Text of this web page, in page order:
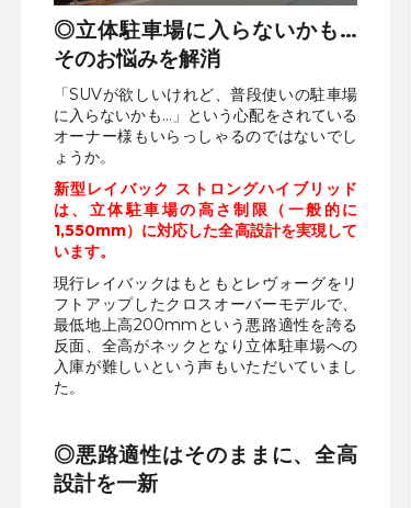
◎立体駐車場に入らないかも…
そのお悩みを解消
「SUVが欲しいけれど、普段使いの駐車場
に入らないかも…」という心配をされている
オーナー様もいらっしゃるのではないでし
ょうか。
新型レイバック ストロングハイブリッド
は、立体駐車場の高さ制限（一般的に
1,550mm）に対応した全高設計を実現して
います。
現行レイバックはもともとレヴォーグをリ
フトアップしたクロスオーバーモデルで、
最低地上高200mmという悪路適性を誇る
反面、全高がネックとなり立体駐車場への
入庫が難しいという声もいただいていまし
た。
◎悪路適性はそのままに、全高
設計を一新